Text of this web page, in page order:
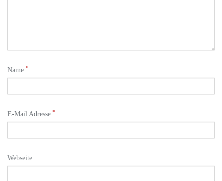
Name *
E-Mail Adresse *
Webseite